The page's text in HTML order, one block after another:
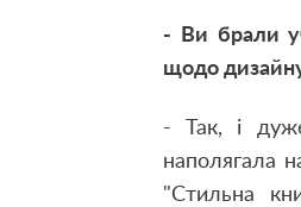
- Ви брали
щодо
- Так, і
наполягала
"Стильна